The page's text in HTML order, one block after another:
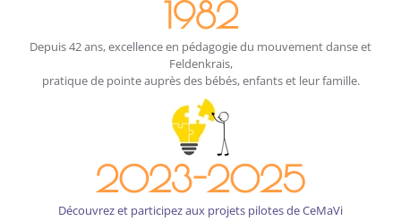
1982
Depuis 42 ans, excellence en pédagogie du mouvement danse et
Feldenkrais,
pratique de pointe auprès des bébés, enfants et leur famille.
2023-2025
Découvrez et participez aux projets pilotes de CeMaVi